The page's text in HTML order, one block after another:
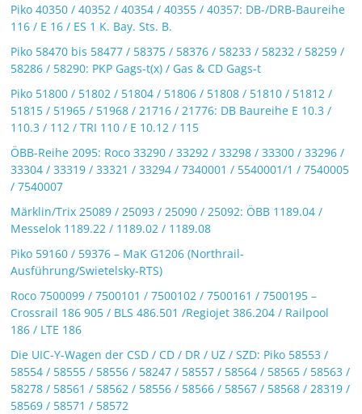
Piko 40350 / 40352 / 40354 / 40355 / 40357: DB-/DRB-Baureihe
116 / E 16 / ES 1 K. Bay. Sts. B.
Piko 58470 bis 58477 / 58375 / 58376 / 58233 / 58232 / 58259 /
58286 / 58290: PKP Gags-t(x) / Gas & CD Gags-t
Piko 51800 / 51802 / 51804 / 51806 / 51808 / 51810 / 51812 /
51815 / 51965 / 51968 / 21716 / 21776: DB Baureihe E 10.3 /
110.3 / 112 / TRI 110 / E 10.12 / 115
ÖBB-Reihe 2095: Roco 33290 / 33292 / 33298 / 33300 / 33296 /
33304 / 33319 / 33321 / 33294 / 7340001 / 5540001/1 / 7540005
/ 7540007
Märklin/Trix 25089 / 25093 / 25090 / 25092: ÖBB 1189.04 /
Messelok 1189.22 / 1189.02 / 1189.08
Piko 59160 / 59376 – MaK G1206 (Northrail-
Ausführung/Swietelsky-RTS)
Roco 7500099 / 7500101 / 7500102 / 7500161 / 7500195 –
Crossrail 186 905 / BLS 486.501 /Regiojet 386.204 / Railpool
186 / LTE 186
Die UIC-Y-Wagen der CSD / CD / DR / UZ / SZD: Piko 58553 /
58554 / 58555 / 58556 / 58247 / 58557 / 58564 / 58565 / 58563 /
58278 / 58561 / 58562 / 58556 / 58566 / 58567 / 58568 / 28319 /
58569 / 58571 / 58572